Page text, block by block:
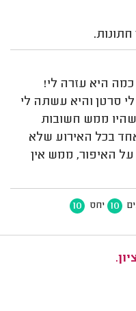
כמה היא עזרה לי!
סרטן והיא עשתה לי
שהיו ממש חשובות
בכל האירוע שלא
על האיפור, ממש אין
10 יחס 10